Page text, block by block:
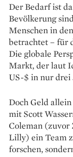
Der Bedarf ist
Bevölkerung
Menschen in
betrachtet – für
Die globale
Markt, der laut
US-$ in nur drei
Doch Geld
mit Scott
Coleman
Lilly) ein Team
forschen,